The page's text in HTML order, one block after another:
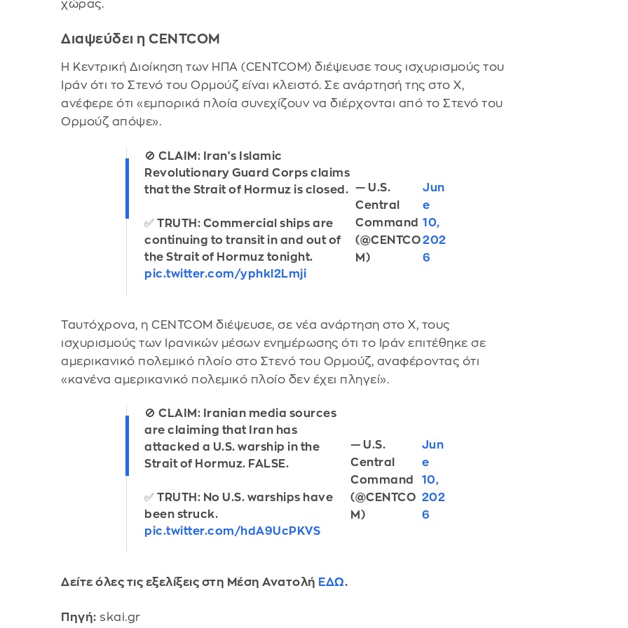
χώρας.
Διαψεύδει η CENTCOM
Η Κεντρική Διοίκηση των ΗΠΑ (CENTCOM) διέψευσε τους ισχυρισμούς του
Ιράν ότι το Στενό του Ορμούζ είναι κλειστό. Σε ανάρτησή της στο Χ,
ανέφερε ότι «εμπορικά πλοία συνεχίζουν να διέρχονται από το Στενό του
Ορμούζ απόψε».
🚫 CLAIM: Iran's Islamic
Revolutionary Guard Corps claims
that the Strait of Hormuz is closed.
✅ TRUTH: Commercial ships are
continuing to transit in and out of
the Strait of Hormuz tonight.
pic.twitter.com/yphkl2Lmji
— U.S.
Central
Command
(@CENTCO
M)
Jun
e
10,
202
6
Ταυτόχρονα, η CENTCOM διέψευσε, σε νέα ανάρτηση στο Χ, τους
ισχυρισμούς των Ιρανικών μέσων ενημέρωσης ότι το Ιράν επιτέθηκε σε
αμερικανικό πολεμικό πλοίο στο Στενό του Ορμούζ, αναφέροντας ότι
«κανένα αμερικανικό πολεμικό πλοίο δεν έχει πληγεί».
🚫 CLAIM: Iranian media sources
are claiming that Iran has
attacked a U.S. warship in the
Strait of Hormuz. FALSE.
✅ TRUTH: No U.S. warships have
been struck.
pic.twitter.com/hdA9UcPKVS
— U.S.
Central
Command
(@CENTCO
M)
Jun
e
10,
202
6
Δείτε όλες τις εξελίξεις στη Μέση Ανατολή ΕΔΩ.
Πηγή: skai.gr